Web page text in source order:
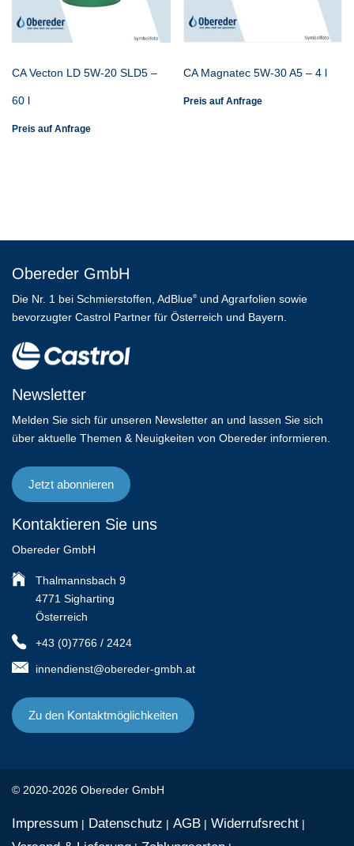
CA Vecton LD 5W-20 SLD5 –
60 l
Preis auf Anfrage
CA Magnatec 5W-30 A5 – 4 l
Preis auf Anfrage
Obereder GmbH
Die Nr. 1 bei Schmierstoffen, AdBlue®
und Agrarfolien sowie
bevorzugter Castrol Partner für Österreich und Bayern.
Newsletter
Melden Sie sich für unseren Newsletter an und lassen Sie sich
über aktuelle Themen & Neuigkeiten von Obereder informieren.
Jetzt abonnieren
Kontaktieren Sie uns
Obereder GmbH
Thalmannsbach 9
4771 Sigharting
Österreich
+43 (0)7766 / 2424
innendienst@obereder-gmbh.at
Zu den Kontaktmöglichkeiten
© 2020-2026 Obereder GmbH
Impressum | Datenschutz | AGB | Widerrufsrecht |